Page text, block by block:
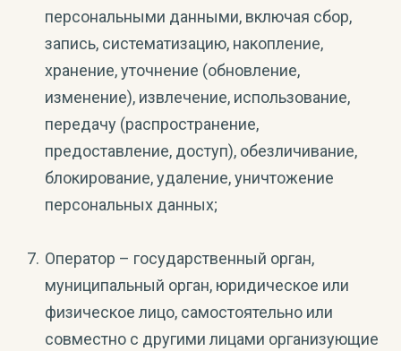
персональными данными, включая сбор,
запись, систематизацию, накопление,
хранение, уточнение (обновление,
изменение), извлечение, использование,
передачу (распространение,
предоставление, доступ), обезличивание,
блокирование, удаление, уничтожение
персональных данных;
Оператор – государственный орган,
муниципальный орган, юридическое или
физическое лицо, самостоятельно или
совместно с другими лицами организующие